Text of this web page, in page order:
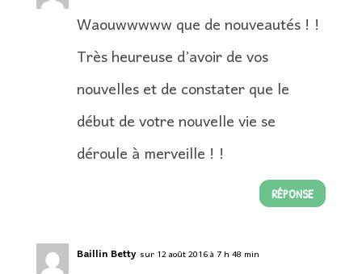
Waouwwwww que de nouveautés ! !
Très heureuse d’avoir de vos
nouvelles et de constater que le
début de votre nouvelle vie se
déroule à merveille ! !
RÉPONSE
Baillin Betty sur 12 août 2016 à 7 h 48 min